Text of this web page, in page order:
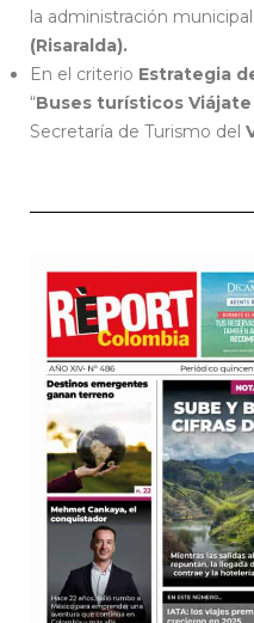
la administración
(Risaralda).
En el criterio Estrategia
“Buses turísticos Viájate
Secretaría de Turismo del